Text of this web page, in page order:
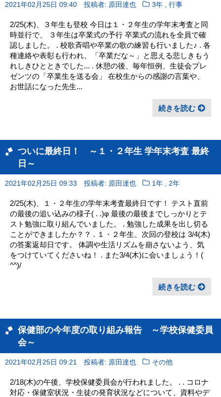
2021年02月25日 09:40 投稿者: 原田達也 3年 ,行事
2/25(木)、３年生も登校 今日は１・２年生の学年末考査と同
時並行で、 ３年生は卒業式の予行 卒業式の流れを全員で確
認しました。 . 校歌斉唱や卒業の歌の練習も行いました♪ . 各
種連絡や表彰も行われ、「卒業だな～」と思える悲しきもう
れしきひとときでした... . 休憩の後、毎年恒例、生徒会プレ
ゼンツの「卒業生を送る会」 在校生からの感謝の言葉や、
お世話になった先生...
続きを読む
ついに最終日！ ～１・２年生 学年末考査 最終
日～
2021年02月25日 09:33 投稿者: 原田達也 1年 2年
2/25(木)、１・２年生の学年末考査最終日です！ テスト直前
の最後の追い込みの様子( . .)φ 最後の最後までしっかりとテ
スト勉強に取り組んでいました。 . 勉強した成果を出し切る
ことができましたか？？ . １・２年生、次回の登校は 3/4(木)
の答案返却日です。 体調や生活リズムを崩さないよう、気
をつけていてくださいね！ . また3/4(木)に会いましょう！(
^^)/
続きを読む
保健部の今年度の取り組み報告 ～学校保健委員
会～
2021年02月25日 09:21 投稿者: 原田達也 その他
2/18(木)の午後、学校保健委員会が行われました。 . . コロナ
対応・保健室状況・生徒の発育状況などについて、資料やデ